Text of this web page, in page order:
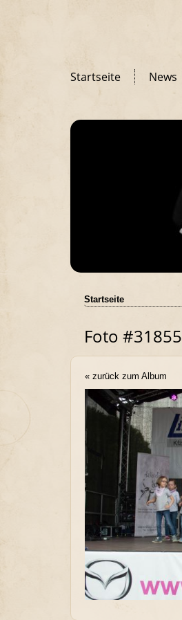
Startseite News
Startseite
Foto #31855
« zurück zum Album